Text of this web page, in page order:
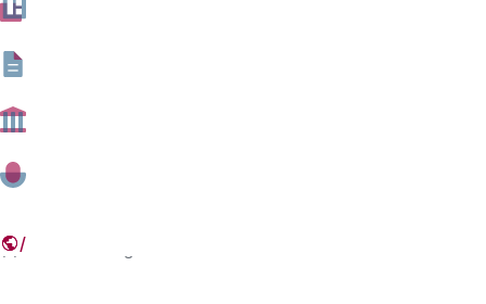
(c) Hollandse Hoogte